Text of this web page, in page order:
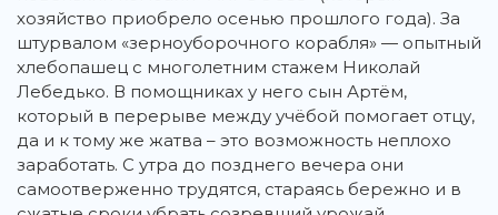
хозяйство приобрело осенью прошлого года). За
штурвалом «зерноуборочного корабля» — опытный
хлебопашец с многолетним стажем Николай
Лебедько. В помощниках у него сын Артём,
который в перерыве между учёбой помогает отцу,
да и к тому же жатва – это возможность неплохо
заработать. С утра до позднего вечера они
самоотверженно трудятся, стараясь бережно и в